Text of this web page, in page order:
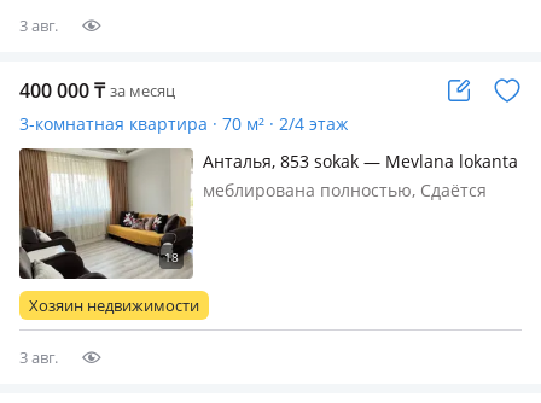
3 авг.
400 000₸ за месяц
3-комнатная квартира · 70 м² · 2/4 этаж
Анталья, 853 sokak — Mevlana lokanta
(ресторан)
меблирована полностью, Сдаётся
бытовая техника — Стиральная
машина — Холодильник, пылесос — 2
Хозяин недвижимости
3 авг.